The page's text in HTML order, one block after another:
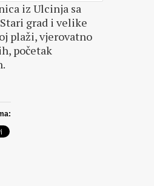
iz Ulcinja sa
grad i velike
plaži, vjerovatno
početak